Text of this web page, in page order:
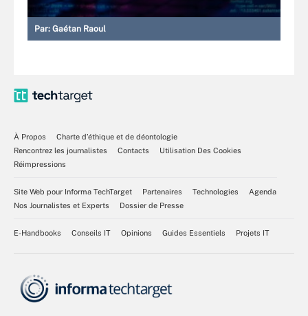
Par: Gaétan Raoul
À Propos
Charte d’éthique et de déontologie
Rencontrez les journalistes
Contacts
Utilisation Des Cookies
Réimpressions
Site Web pour Informa TechTarget Partenaires Technologies
Agenda
Nos Journalistes et Experts
Dossier de Presse
E-Handbooks Conseils IT Opinions Guides Essentiels Projets IT